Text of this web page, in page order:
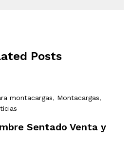
Posts
montacargas, Montacargas,
Sentado Venta y